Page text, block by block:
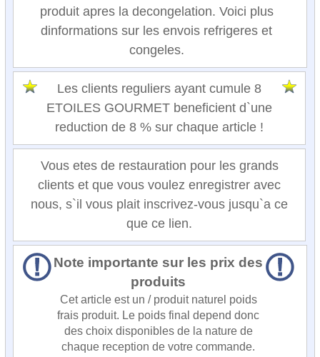
produit apres la decongelation. Voici plus
dinformations sur les envois refrigeres et
congeles.
Les clients reguliers ayant cumule 8
ETOILES GOURMET beneficient d`une
reduction de 8 % sur chaque article !
Vous etes de restauration pour les grands
clients et que vous voulez enregistrer avec
nous, s`il vous plait inscrivez-vous jusqu`a ce
que ce lien.
Note importante sur les prix des
produits
Cet article est un / produit naturel poids
frais produit. Le poids final depend donc
des choix disponibles de la nature de
chaque reception de votre commande.